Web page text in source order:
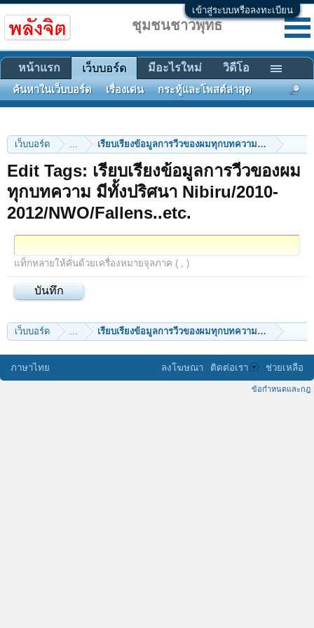
เข้าสู่ระบบหรือลงทะเบียน
เว็บบอร์ด ... เรียบเรียงข้อมูลการวีวของผมทุกบทความ มีทั้งปริศนา
Edit Tags: เรียบเรียงข้อมูลการวีวของผม
ทุกบทความ มีทั้งปริศนา Nibiru/2010-
2012/NWO/Fallens..etc.
แท็กหลายให้คั่นด้วยเครื่องหมายจุลภาค ( , )
เว็บบอร์ด ... เรียบเรียงข้อมูลการวีวของผมทุกบทความ มีทั้งปริศนา
ชุมชนชาวพุทธ
หน้าแรก เว็บบอร์ด
ค้นหาในเว็บบอร์ด เรื่องเด่น กระทู้และโพสต์ล่าสุด
มีอะไรใหม่ วิดีโอ
ภาษาไทย ลงโฆษณา ติดต่อเรา ช่วยเหลือ
ข้อกำหนดและกฎ